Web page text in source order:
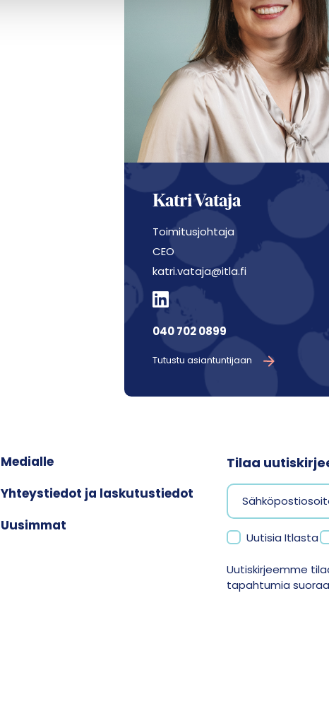
Katri Vataja
Toimitusjohtaja
CEO
katri.vataja@itla.fi
040 702 0899
Tutustu asiantuntijaan
Medialle
Yhteystiedot ja laskutustiedot
Uusimmat
Tilaa
Uutisia Itlasta
Uutiskirjeemme
tapahtumia